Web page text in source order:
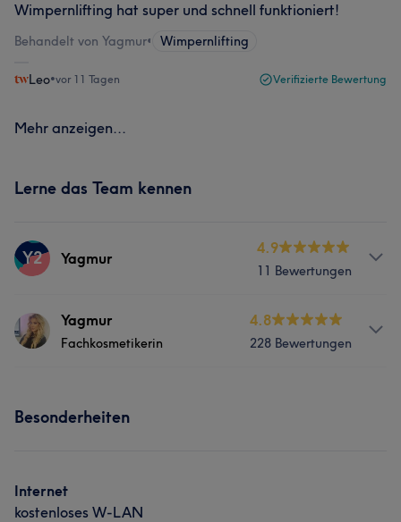
Wimpernlifting hat super und schnell funktioniert!
Behandelt von Yagmur• Wimpernlifting
Leo•vor 11 Tagen Verifizierte Bewertung
Mehr anzeigen...
Lerne das Team kennen
Y2 Yagmur
4.9
11 Bewertungen
ServicesYagmur
Fachkosmetikerin
4.8
228 Bewertungen
Expertin für dermatologische Hautgesundheit
Nägel Körper
Besonderheiten
Internet
kostenloses W-LAN